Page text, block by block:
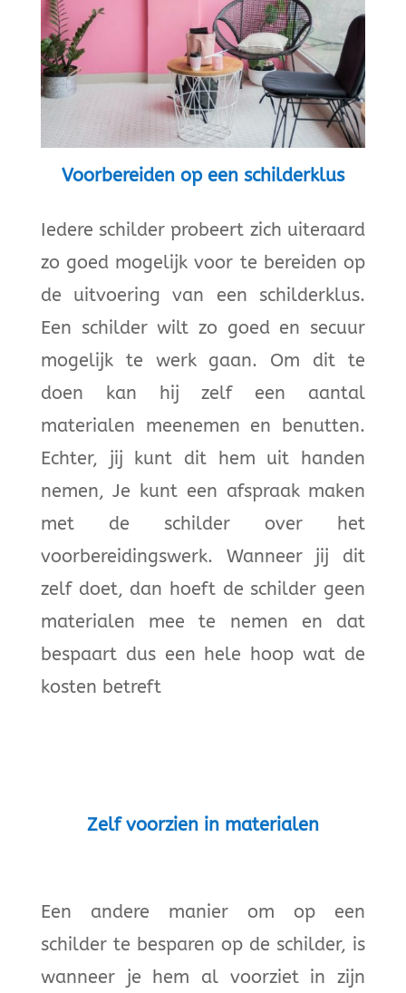
Voorbereiden op een schilderklus
Iedere schilder probeert zich uiteraard
zo goed mogelijk voor te bereiden op
de uitvoering van een schilderklus.
Een schilder wilt zo goed en secuur
mogelijk te werk gaan. Om dit te
doen kan hij zelf een aantal
materialen meenemen en benutten.
Echter, jij kunt dit hem uit handen
nemen, Je kunt een afspraak maken
met de schilder over het
voorbereidingswerk. Wanneer jij dit
zelf doet, dan hoeft de schilder geen
materialen mee te nemen en dat
bespaart dus een hele hoop wat de
kosten betreft
Zelf voorzien in materialen
Een andere manier om op een
schilder te besparen op de schilder, is
wanneer je hem al voorziet in zijn